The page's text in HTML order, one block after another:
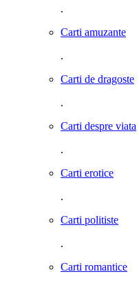
.
Carti amuzante
.
Carti de dragoste
.
Carti despre viata
.
Carti erotice
.
Carti politiste
.
Carti romantice